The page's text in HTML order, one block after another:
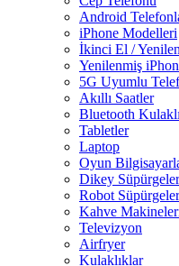
Android
iPhone Modelleri
İkinci El /
Yenilenmiş
5G Uyumlu
Akıllı Saatler
Bluetooth
Tabletler
Laptop
Oyun
Dikey Süpürgeler
Robot Süpürgeler
Kahve
Televizyon
Airfryer
Kulaklıklar